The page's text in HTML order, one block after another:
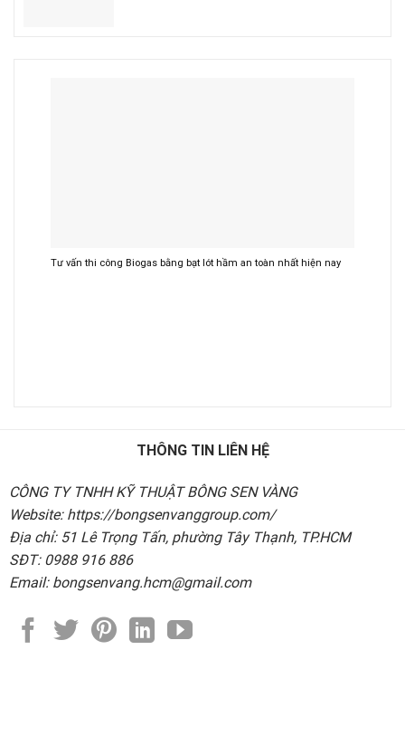
Tư vấn thi công Biogas bằng bạt lót hầm an toàn nhất hiện nay
THÔNG TIN LIÊN HỆ
CÔNG TY TNHH KỸ THUẬT BÔNG SEN VÀNG
Website: https://bongsenvanggroup.com/
Địa chỉ: 51 Lê Trọng Tấn, phường Tây Thạnh, TP.HCM
SĐT: 0988 916 886
Email: bongsenvang.hcm@gmail.com